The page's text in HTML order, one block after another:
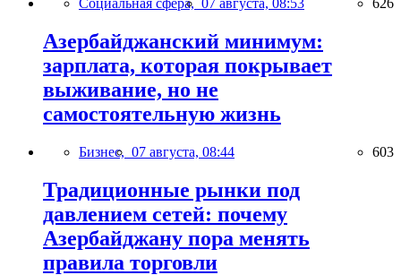
Азербайджанский минимум:
зарплата, которая покрывает
выживание, но не
самостоятельную жизнь
Бизнес, 07 августа, 08:44 603
Традиционные рынки под
давлением сетей: почему
Азербайджану пора менять
правила торговли